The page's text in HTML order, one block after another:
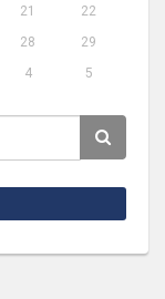
21
22
28
29
4 5